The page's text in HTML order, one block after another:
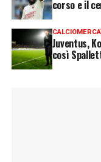
corso e il
Juventus,
così